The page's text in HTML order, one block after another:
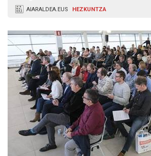
AIARALDEA.EUS HEZKUNTZA